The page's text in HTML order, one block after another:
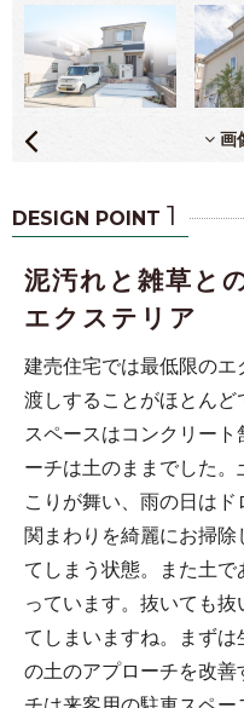
画
DESIGN POINT 1
泥汚れと雑草と
エクステリア
建売住宅では最低限の
渡しすることがほとん
スペースはコンクリー
ーチは土のままでした
こりが舞い、雨の日は
関まわりを綺麗にお掃
てしまう状態。また土
っています。抜いても
てしまいますね。まず
の土のアプローチを改